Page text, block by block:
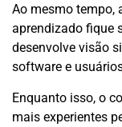
Ao mesmo tempo,
aprendizado fique
desenvolve visão
software e
Enquanto isso, o
mais experientes